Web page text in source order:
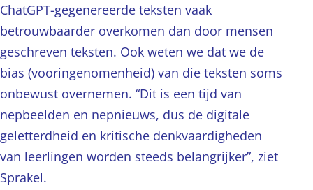
ChatGPT-gegenereerde teksten vaak
betrouwbaarder overkomen dan door mensen
geschreven teksten. Ook weten we dat we de
bias (vooringenomenheid) van die teksten soms
onbewust overnemen. “Dit is een tijd van
nepbeelden en nepnieuws, dus de digitale
geletterdheid en kritische denkvaardigheden
van leerlingen worden steeds belangrijker”, ziet
Sprakel.